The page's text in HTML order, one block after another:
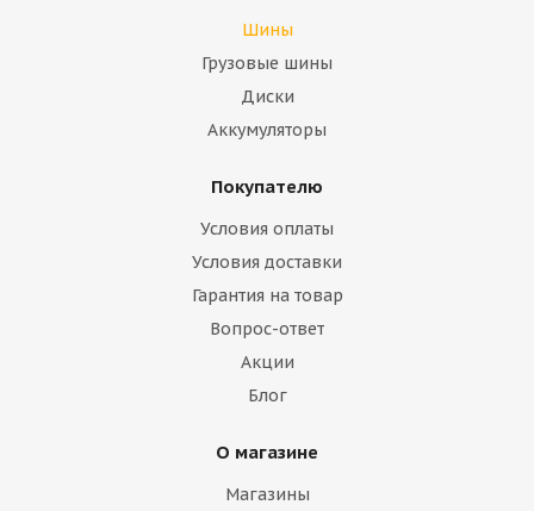
Шины
Грузовые шины
Диски
Аккумуляторы
Покупателю
Условия оплаты
Условия доставки
Гарантия на товар
Вопрос-ответ
Акции
Блог
О магазине
Магазины